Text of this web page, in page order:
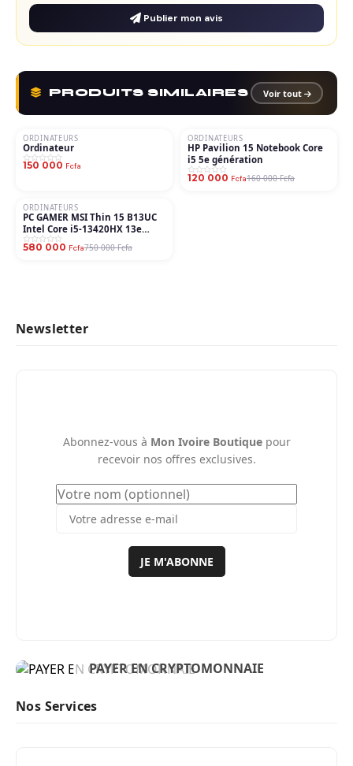
Publier mon avis
PRODUITS SIMILAIRES Voir tout
ORDINATEURS
Ordinateur
150 000 Fcfa
−25%
ORDINATEURS
HP Pavilion 15 Notebook Core
i5 5e génération
120 000 Fcfa160 000 Fcfa
−23%
ORDINATEURS
PC GAMER MSI Thin 15 B13UC
Intel Core i5-13420HX 13e
génération
580 000 Fcfa750 000 Fcfa
Newsletter
Abonnez-vous à Mon Ivoire Boutiquepour
recevoir nos offres exclusives.
JE M'ABONNE
PAYER EN CRYPTOMONNAIE
Nos Services